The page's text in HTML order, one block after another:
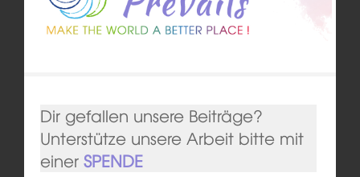
Dir gefallen unsere Beiträge?
Unterstütze unsere Arbeit bitte mit
einer SPENDE